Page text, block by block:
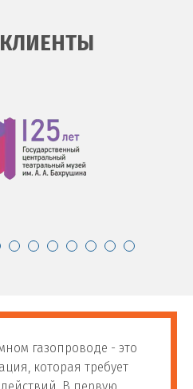
газопроводе - это
которая требует